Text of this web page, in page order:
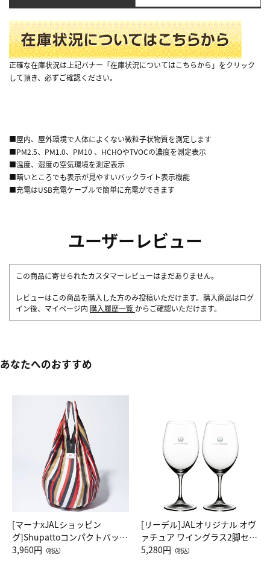
正確な在庫状況は上記バナー「在庫状況についてはこちらから」をクリック
して頂き、必ずご確認ください。
■屋内、屋外環境で人体によくない微粒子状物質を測定します
■PM2.5、PM1.0、PM10 、HCHOやTVOCの濃度を測定表示
■温度、湿度の空気環境を測定表示
■暗いところでも表示が見やすいバックライト表示機能
■充電はUSB充電ケーブルで簡単に充電ができます
ユーザーレビュー
この商品に寄せられたカスタマーレビューはまだありません。
レビューはこの商品を購入した方のみ投稿いただけます。購入商品はログ
イン後、マイページ内 購入履歴一覧 からご確認いただけます。
あなたへのおすすめ
[マーナxJALショッピン
グ]Shupattoコンパクトバッグ
Drop JAL客室乗務員（LC）ス
3,960円 （税込）
[リーデル]JALオリジナル オヴ
ァチュア ワイングラス2脚セッ
ト（レッドワイン）
5,280円 （税込）